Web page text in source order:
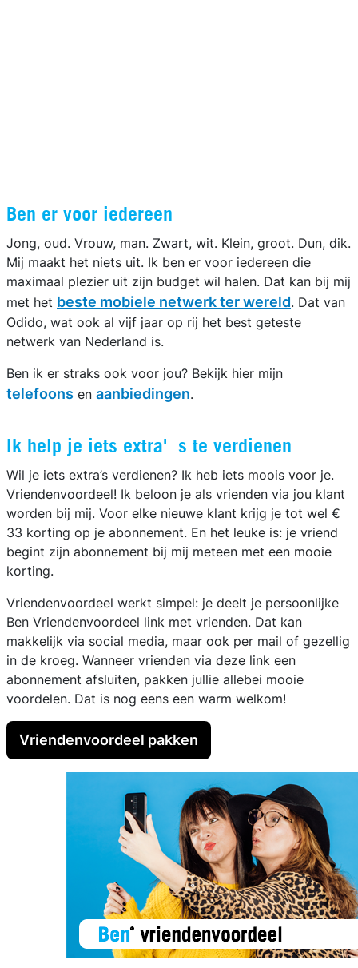
Ben er voor iedereen
Jong, oud. Vrouw, man. Zwart, wit. Klein, groot. Dun, dik.
Mij maakt het niets uit. Ik ben er voor iedereen die
maximaal plezier uit zijn budget wil halen. Dat kan bij mij
met het beste mobiele netwerk ter wereld. Dat van
Odido, wat ook al vijf jaar op rij het best geteste
netwerk van Nederland is.
Ben ik er straks ook voor jou? Bekijk hier mijn
telefoons en aanbiedingen.
Ik help je iets extra's te verdienen
Wil je iets extra’s verdienen? Ik heb iets moois voor je.
Vriendenvoordeel! Ik beloon je als vrienden via jou klant
worden bij mij. Voor elke nieuwe klant krijg je tot wel €
33 korting op je abonnement. En het leuke is: je vriend
begint zijn abonnement bij mij meteen met een mooie
korting.
Vriendenvoordeel werkt simpel: je deelt je persoonlijke
Ben Vriendenvoordeel link met vrienden. Dat kan
makkelijk via social media, maar ook per mail of gezellig
in de kroeg. Wanneer vrienden via deze link een
abonnement afsluiten, pakken jullie allebei mooie
voordelen. Dat is nog eens een warm welkom!
Vriendenvoordeel pakken